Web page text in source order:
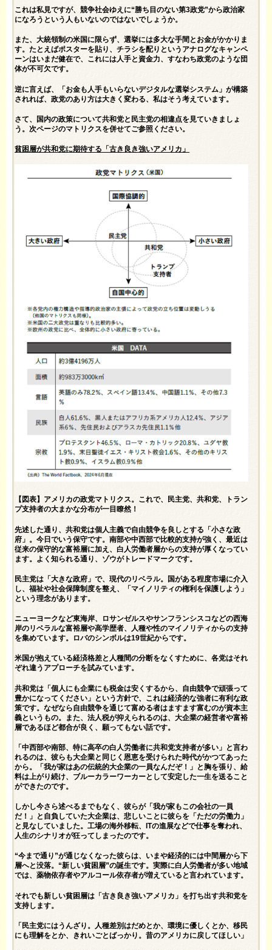
これは私見ですが、競争社会ゆえに“勝ち目のない第3政党”から政治家
になろうという人もいないのではないでしょうか。
また、大統領制の米国に限らず、選挙には多大な手間とお金がかかりま
す。たとえばポスターを貼り、チラシを配りというアナログなキャンペ
ーンはいまだ健在で、これには人手と資金力、すなわち政党のような団
体が不可欠です。
逆に言えば、「お金も人手もいらないデジタルな選挙システム」が構築
されれば、政党のあり方は大きく変わる、私はそう考えています。
さて、国内の政策について共和党と民主党の相違点を見ていきましょ
う。次ページのマトリクスを併せてご参照ください。
貧困層が共和党に期待する「古き良き強いアメリカ」
【図表】アメリカの政党マトリクス。これで、民主党、共和党、トラン
プ支持者の大まかな分布が一目瞭然！
先述した通り、共和党は個人主義で自由競争を良しとする「小さな政
府」。今日でいう保守です。南部や中西部で比較的支持が強く、最近は
従来の保守的な富裕層に加え、白人労働者層からの支持が厚くなってい
ます。よく知られる通り、ゾウがトレードマークです。
民主党は「大きな政府」で、現代のリベラル。国がある程度市場に介入
し、福祉や社会保障制度を整え、「マイノリティの権利を保護しよう」
という理念があります。
ニューヨークなど東海岸、ロサンゼルスやサンフランシスコなどの西海
岸のリベラルな富裕層や高学歴者、人種や性のマイノリティからの支持
を集めています。ロバのシンボルは19世紀からです。
米国が抱えている経済格差と人種間の分断をなくすために、各党はそれ
ぞれ違うアプローチを試みています。
共和党は「個人にも企業にも税金は安くするから、自由競争で頑張って
豊かになってください」という方針で、これは経済的な強者に有利な政
策です。なぜなら自由競争を通じて富める者はますます富むのが資本主
義というもの。また、法人税が抑えられるのは、大企業の経営者や富裕
層であるほど都合が良く、願ってもない話です。
「中西部や南部、特に高卒の白人労働者に共和党支持者が多い」と言わ
れるのは、彼らも大企業と同じく恩恵を受けられた時代がかつてあった
から。「我が家はあの伝統的大企業の一員なんだぞ！」と胸を張り、給
料は上がり続け、ブルーカラーワーカーとして安定した一生を送ること
ができたのです。
しかし今さら述べるまでもなく、彼らが「我が家もこの会社の一員
だ！」と自負していた大企業は、悲しいことに彼らを「ただの労働力」
と見なしていました。工場の海外移転、ITの進展などで仕事を奪われ、
人生のシナリオが狂ってしまったのです。
“今まで通り”が通じなくなった彼らは、いまや経済的には中間層から下
層へと没落。“新しい貧困層”の誕生です。実際に白人労働者が多い地域
では、薬物依存者やアルコール依存者が増えていると言われています。
それでも新しい貧困層は「古き良き強いアメリカ」を打ち出す共和党を
支持します。
「民主党にはうんざり。人種差別はだめとか、環境に優しくとか、移民
にも理解をとか、きれいごとばっかり。昔のアメリカに戻してほしい」